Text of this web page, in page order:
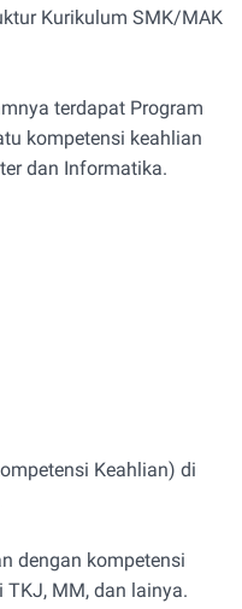
Kurikulum SMK/MAK
terdapat Program
kompetensi keahlian
dan Informatika.
Keahlian) di
dengan kompetensi
MM, dan lainya.